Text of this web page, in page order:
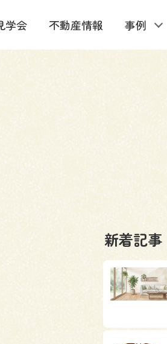
学会 不動産情報 事例
新着記事